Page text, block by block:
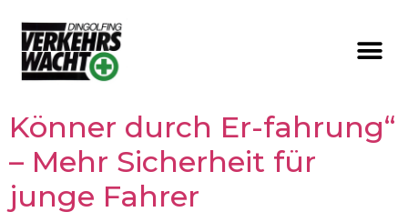
Könner durch Er-fahrung“
– Mehr Sicherheit für
junge Fahrer